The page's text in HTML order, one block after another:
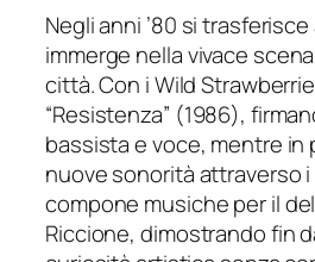
Negli anni ’80 si
immerge nella vivace
città. Con i Wild
“Resistenza” (1986),
bassista e voce, mentre in
nuove sonorità attraverso
compone musiche per il
Riccione, dimostrando fin